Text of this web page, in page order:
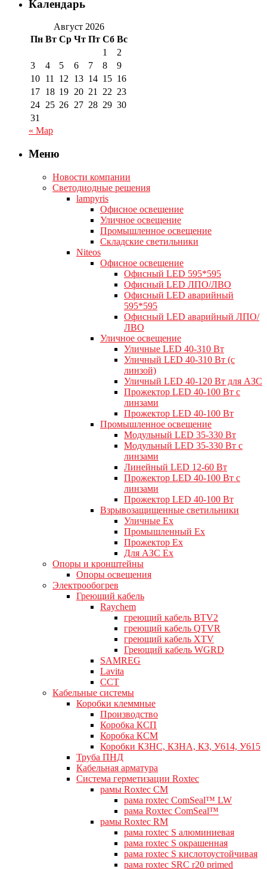
Календарь
Август 2026
Пн Вт Ср Чт Пт Сб Вс
1
2
3
4 5 6 7 8
9
10 11 12 13 14 15 16
17 18 19 20 21 22 23
24 25 26 27 28 29 30
31
« Мар
Меню
Новости компании
Светодиодные решения
lampyris
Офисное освещение
Уличное освещение
Промышленное освещение
Складские светильники
Niteos
Офисное освещение
Офисный LED 595*595
Офисный LED ЛПО/ЛВО
Офисный LED аварийный
595*595
Офисный LED аварийный ЛПО/
ЛВО
Уличное освещение
Уличные LED 40-310 Вт
Уличный LED 40-310 Вт (с
линзой)
Уличный LED 40-120 Вт для АЗС
Прожектор LED 40-100 Вт с
линзами
Прожектор LED 40-100 Вт
Промышленное освещение
Модульный LED 35-330 Вт
Модульный LED 35-330 Вт с
линзами
Линейный LED 12-60 Вт
Прожектор LED 40-100 Вт с
линзами
Прожектор LED 40-100 Вт
Взрывозащищенные светильники
Уличные Ex
Промышленный Ex
Прожектор Ex
Для АЗС Ex
Опоры и кронштейны
Опоры освещения
Электрообогрев
Греющий кабель
Raychem
греющий кабель BTV2
греющий кабель QTVR
греющий кабель XTV
Греющий кабель WGRD
SAMREG
Lavita
CCT
Кабельные системы
Коробки клеммные
Производство
Коробка КСП
Коробка КСМ
Коробки КЗНС, КЗНА, КЗ, У614, У615
Труба ПНД
Кабельная арматура
Система герметизации Roxtec
рамы Roxtec CM
рама roxtec ComSeal™ LW
рама Roxtec ComSeal™
рамы Roxtec RM
рама roxtec S алюминиевая
рама roxtec S окрашенная
рама roxtec S кислотоустойчивая
рама roxtec SRC r20 primed